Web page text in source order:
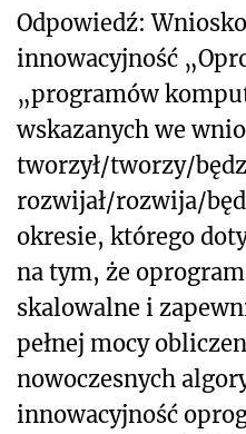
Odpowiedź:
innowacyjność
„programów
wskazanych we
tworzył/tworzy/
rozwijał/rozwija/
okresie, którego
na tym, że
skalowalne i
pełnej mocy
nowoczesnych
innowacyjność